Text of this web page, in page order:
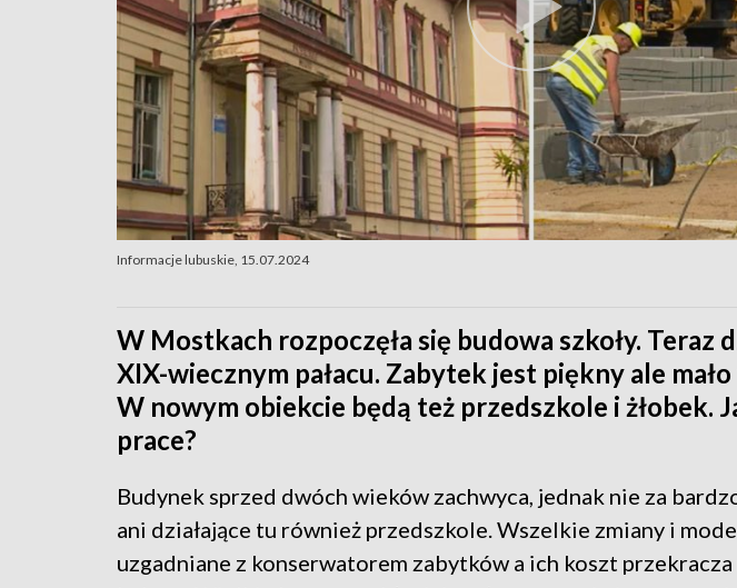
Informacje lubuskie, 15.07.2024
W Mostkach rozpoczęła się budowa szkoły. Teraz
XIX-wiecznym pałacu. Zabytek jest piękny ale
W nowym obiekcie będą też przedszkole i żłobek.
prace?
Budynek sprzed dwóch wieków zachwyca, jednak nie za bardzo
ani działające tu również przedszkole. Wszelkie zmiany i
uzgadniane z konserwatorem zabytków a ich koszt